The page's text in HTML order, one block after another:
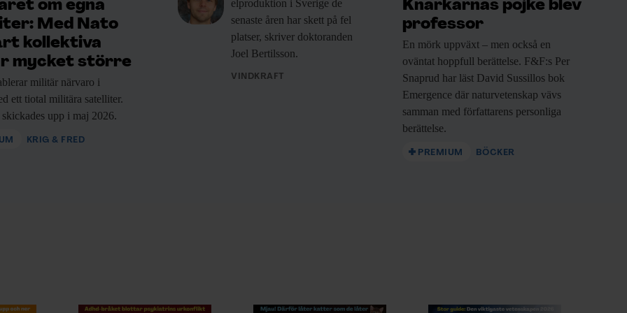
flödar från en cell till en annan.
kan jämföras med hur
testa läkemedel.
identitet. En bladcell kan bli en
och Dimitra
cellerna påverkas av olika yttre
ren grundforskning, men
om egna
Med Nato
kollektiva
mycket större
militär närvaro i
ett tiotal militära satelliter.
upp i maj 2026.
KRIG & FRED
elproduktion i Sverige de
senaste åren har skett på fel
platser, skriver doktoranden
Joel Bertilsson.
VINDKRAFT
Knarkarnas pojke blev
professor
En mörk uppväxt – men också en
oväntat hoppfull berättelse. F&F:s Per
Snaprud har läst David Sussillos bok
Emergence där naturvetenskap vävs
samman med författarens personliga
berättelse.
PREMIUM BÖCKER